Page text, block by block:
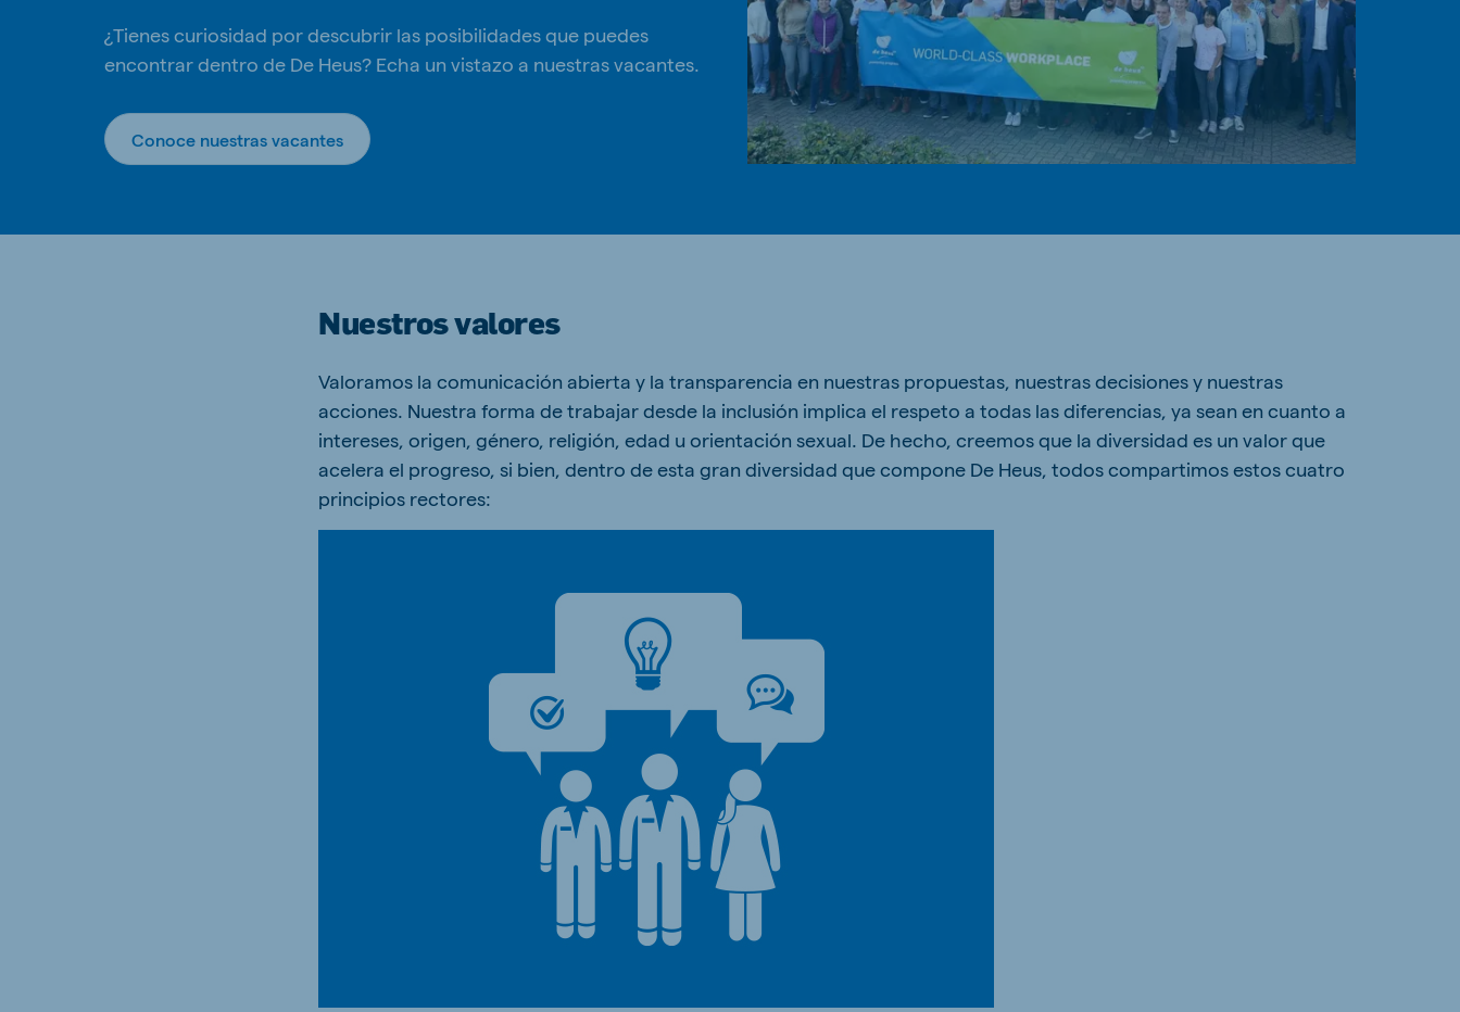
¿Tienes curiosidad por descubrir las posibilidades que puedes
encontrar dentro de De Heus? Echa un vistazo a nuestras vacantes.
Conoce nuestras vacantes
Nuestros valores
Valoramos la comunicación abierta y la transparencia en nuestras propuestas, nuestras decisiones y nuestras
acciones. Nuestra forma de trabajar desde la inclusión implica el respeto a todas las diferencias, ya sean en cuanto a
intereses, origen, género, religión, edad u orientación sexual. De hecho, creemos que la diversidad es un valor que
acelera el progreso, si bien, dentro de esta gran diversidad que compone De Heus, todos compartimos estos cuatro
principios rectores: